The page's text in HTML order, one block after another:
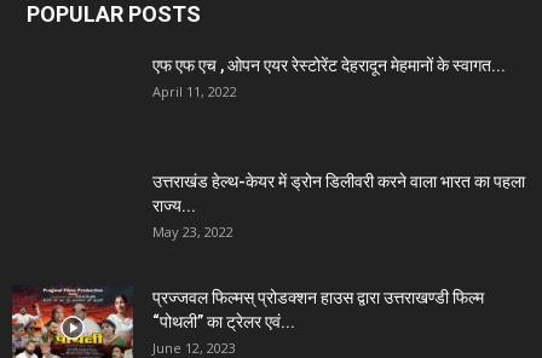
POPULAR POSTS
एफ एफ एच , ओपन एयर रेस्टोरेंट देहरादून मेहमानों के स्वागत...
April 11, 2022
उत्तराखंड हेल्थ-केयर में ड्रोन डिलीवरी करने वाला भारत का पहला
राज्य...
May 23, 2022
प्रज्जवल फिल्मस् प्रोडक्शन हाउस द्वारा उत्तराखण्डी फिल्म
“पोथली” का ट्रेलर एवं...
June 12, 2023